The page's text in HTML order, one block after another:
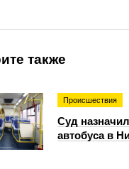
также
Происшествия
Суд
автобуса в